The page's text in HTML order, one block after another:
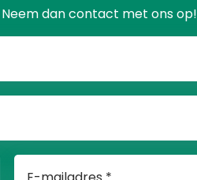
dan contact met ons op!